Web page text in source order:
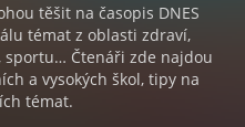
těšit na časopis DNES
témat z oblasti zdraví,
Čtenáři zde najdou
a vysokých škol, tipy na
témat.